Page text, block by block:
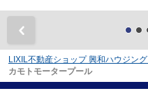
LIXIL不動産ショップ 興和ハウジング
カモトモータープール